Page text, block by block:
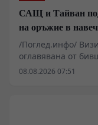
САЩ и Тайван
на оръжие в
АТИС
/Поглед.инфо/
оглавявана от
отбраната Рандал
08.08.2026 07:51